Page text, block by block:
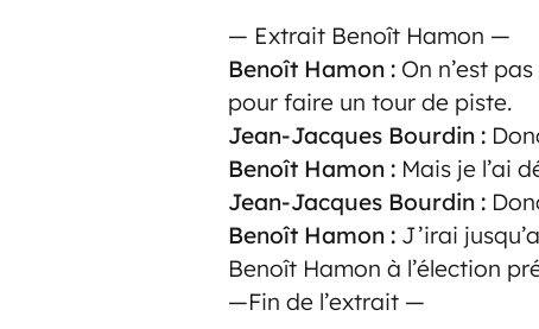
— Extrait Benoît Hamon —
Benoît Hamon : On n’est
pour faire un tour de piste.
Jean-Jacques Bourdin :
Benoît Hamon : Mais je l’ai
Jean-Jacques Bourdin :
Benoît Hamon : J’irai
Benoît Hamon à l’élection
—Fin de l’extrait —